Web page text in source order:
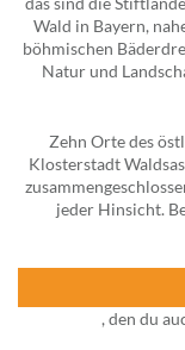
Wald in Bayern,
böhmischen
Natur und
Zehn Orte des
Klosterstadt
jeder Hinsicht.
, den du